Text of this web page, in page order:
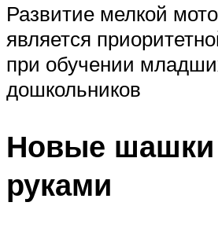
Развитие мелкой
является
при обучении
дошкольников
Новые шашки
руками